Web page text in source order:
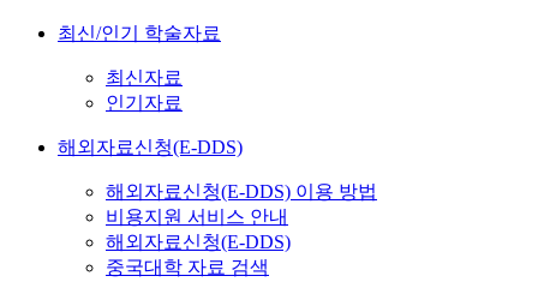
최신/인기 학술자료
최신자료
인기자료
해외자료신청(E-DDS)
해외자료신청(E-DDS) 이용 방법
비용지원 서비스 안내
해외자료신청(E-DDS)
중국대학 자료 검색